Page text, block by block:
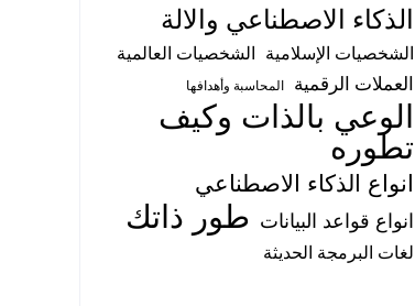
الذكاء الاصطناعي والالة
الشخصيات الإسلامية الشخصيات العالمية
العملات الرقمية المحاسبة وأهدافها
الوعي بالذات وكيف
تطوره
انواع الذكاء الاصطناعي
انواع قواعد البيانات طور ذاتك
لغات البرمجة الحديثة